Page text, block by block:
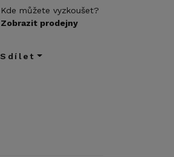
Kde můžete vyzkoušet?
Zobrazit prodejny
Sdílet